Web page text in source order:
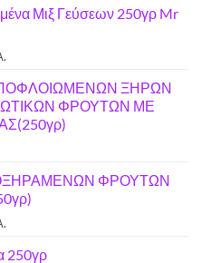
Μιξ Γεύσεων 250γρ Mr
ΞΗΡΩΝ
ΦΡΟΥΤΩΝ ΜΕ
ΦΡΟΥΤΩΝ
250γρ